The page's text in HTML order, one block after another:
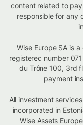
content related to
responsible for any
Wise Europe SA is
registered number
du Trône 100, 3rd
payment
All investment
incorporated in
Wise Assets